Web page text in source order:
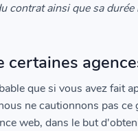
contrat ainsi que sa
certaines
que si vous avez fait
ne cautionnons pas
web, dans le but